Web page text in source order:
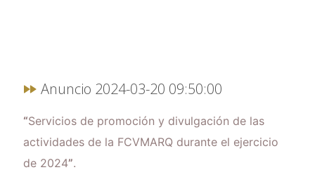
Anuncio 2024-03-20 09:50:00
“Servicios de promoción y divulgación de las
actividades de la FCVMARQ durante el ejercicio
de 2024”.